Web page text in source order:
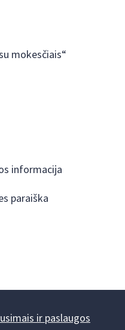
mokesčiais“
informacija
paraiška
ir paslaugos